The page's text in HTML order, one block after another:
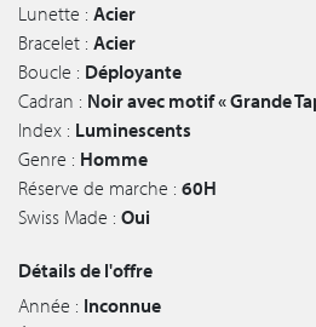
Lunette : Acier
Bracelet : Acier
Boucle : Déployante
Cadran : Noir avec motif « Grande
Index : Luminescents
Genre : Homme
Réserve de marche : 60H
Swiss Made : Oui
Détails de l'offre
Année : Inconnue